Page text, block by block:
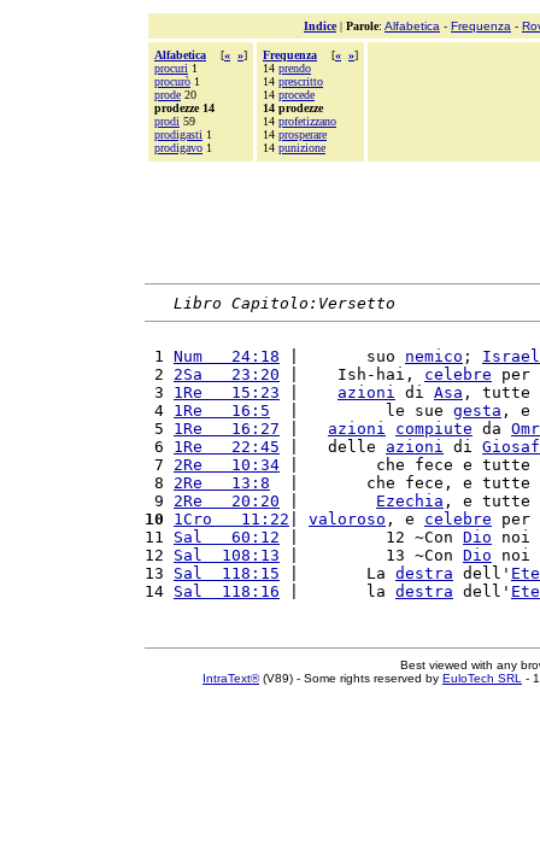
Indice| Parole: Alfabetica - Frequenza -
Alfabetica [« »]
procuri 1
procurò 1
prode 20
prodezze 14
prodi 59
prodigasti 1
prodigavo 1
Frequenza [« »]
14 prendo
14 prescritto
14 procede
14 prodezze
14 profetizzano
14 prosperare
14 punizione
Libro Capitolo:Versetto
1 Num   24:18 |       suo nemico ;
2 2Sa   23:20 |    Ish-hai, celebre per
3 1Re   15:23 azioni di Asa , tutte
4 1Re   16:5
  |         le sue
gesta , e
5 1Re   16:27 azioni compiute da
6 1Re   22:45 |   delle azioni di
7 2Re   10:34 |        che fece e tutte
8 2Re   13:8
|       che fece, e
9 2Re   20:20 Ezechia , e tutte
10
1Cro   11:22 valoroso , e celebre per
11 Sal   60:12 |         12 ~Con Dio noi
12 Sal  108:13 |         13 ~Con Dio noi
13 Sal  118:15 |       La destra dell'
14 Sal  118:16 |       la destra dell'
Best viewed with any
IntraText®(V89) - Some rights reserved by EuloTech SRL -